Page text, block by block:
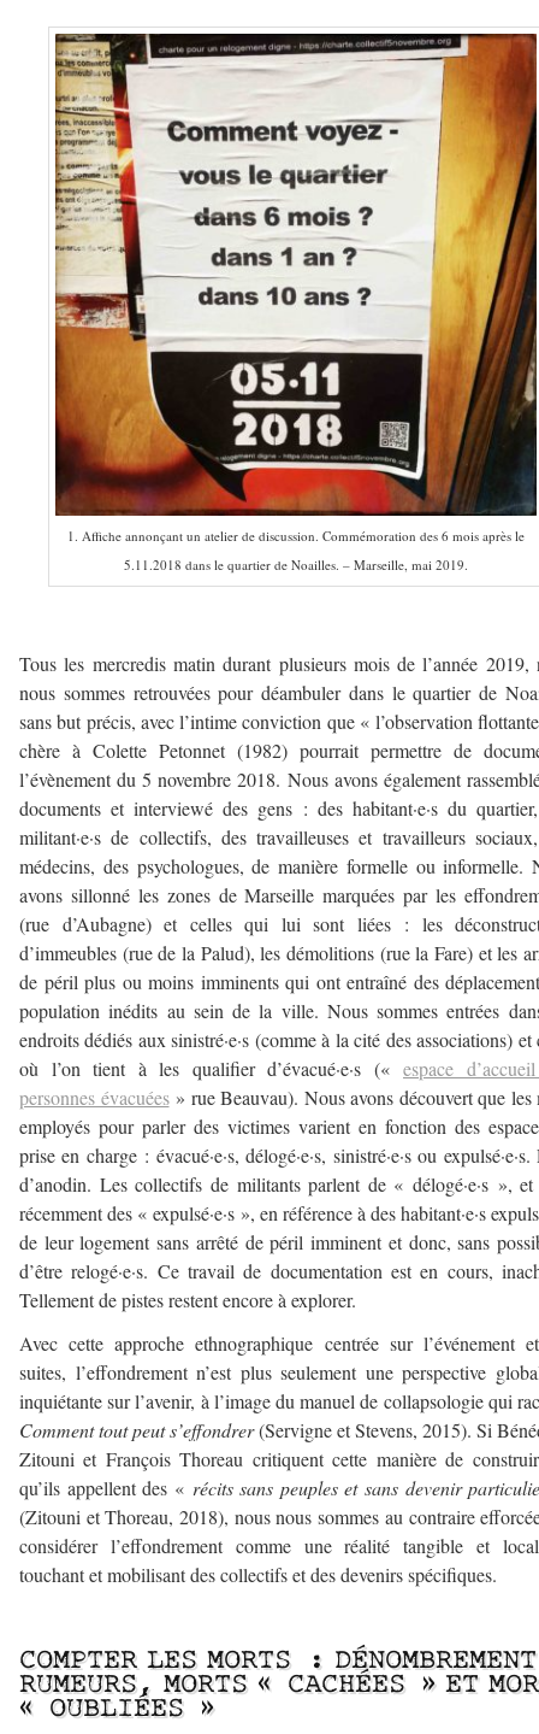
1. Affiche annonçant un atelier de discussion. Commémoration des 6 mois après le
5.11.2018 dans le quartier de Noailles. – Marseille, mai 2019.
Tous les mercredis matin durant plusieurs mois de l’année 2019,
nous sommes retrouvées pour déambuler dans le quartier de
sans but précis, avec l’intime conviction que « l’observation
chère à Colette Petonnet (1982) pourrait permettre de
l’évènement du 5 novembre 2018. Nous avons également
documents et interviewé des gens : des habitant·e·s du
militant·e·s de collectifs, des travailleuses et travailleurs
médecins, des psychologues, de manière formelle ou informelle.
avons sillonné les zones de Marseille marquées par les
(rue d’Aubagne) et celles qui lui sont liées : les
d’immeubles (rue de la Palud), les démolitions (rue la Fare) et les
de péril plus ou moins imminents qui ont entraîné des
population inédits au sein de la ville. Nous sommes entrées
endroits dédiés aux sinistré·e·s (comme à la cité des associations) et
où l’on tient à les qualifier d’évacué·e·s (« espace
personnes évacuées» rue Beauvau). Nous avons découvert que les
employés pour parler des victimes varient en fonction des
prise en charge : évacué·e·s, délogé·e·s, sinistré·e·s ou
d’anodin. Les collectifs de militants parlent de « délogé·e·s »,
récemment des « expulsé·e·s », en référence à des habitant·e·s
de leur logement sans arrêté de péril imminent et donc, sans
d’être relogé·e·s. Ce travail de documentation est en cours,
Tellement de pistes restent encore à explorer.
Avec cette approche ethnographique centrée sur l’événement
suites, l’effondrement n’est plus seulement une perspective
inquiétante sur l’avenir, à l’image du manuel de collapsologie qui
Comment tout peut s’effondrer(Servigne et Stevens, 2015). Si
Zitouni et François Thoreau critiquent cette manière de
qu’ils appellent des « récits sans peuples et sans devenir
(Zitouni et Thoreau, 2018), nous nous sommes au contraire
considérer l’effondrement comme une réalité tangible et
touchant et mobilisant des collectifs et des devenirs spécifiques.
COMPTER LES MORTS :
RUMEURS, MORTS « CACHÉES » ET
« OUBLIÉES »